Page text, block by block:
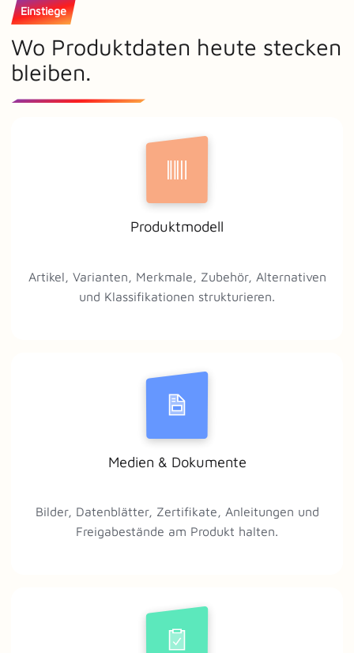
Einstiege
Wo Produktdaten heute stecken
bleiben.
Produktmodell
Artikel, Varianten, Merkmale, Zubehör, Alternativen
und Klassifikationen strukturieren.
Medien & Dokumente
Bilder, Datenblätter, Zertifikate, Anleitungen und
Freigabestände am Produkt halten.